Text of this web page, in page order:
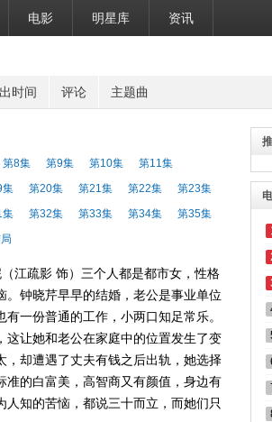
电影 明星库 资讯
时间 评论 主题曲
第8集 第9集 第10集
第11集
集 第20集 第21集 第22集
第23集
集 第32集 第33集 第34集
第35集
江疏影 饰）三个人都是都市女，性格
钟晓芹早早的结婚，老公是事业单位
一份普通的工作，小两口知足常乐。
让她和老公在家庭中的位置发生了变
却遭遇了丈夫有钱之后出轨，她选择
准的白富美，高智商又有颜值，身边有
知的苦恼，都说三十而立，而她们只